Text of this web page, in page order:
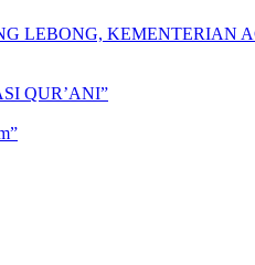
LEBONG, KEMENTERIAN
QUR’ANI”